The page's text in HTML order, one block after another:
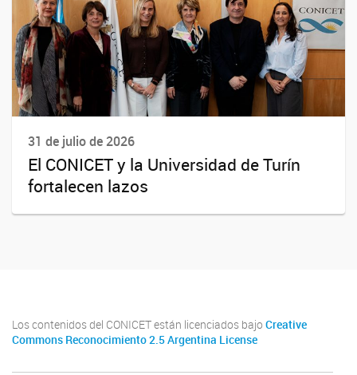
31 de julio de 2026
El CONICET y la Universidad de Turín
fortalecen lazos
Los contenidos del CONICET están licenciados bajo Creative
Commons Reconocimiento 2.5 Argentina License